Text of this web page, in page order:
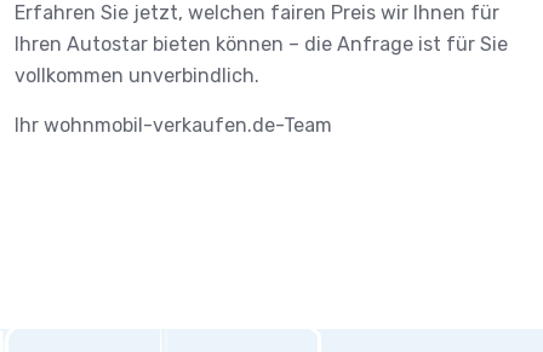
Erfahren Sie jetzt, welchen fairen Preis wir Ihnen für
Ihren Autostar bieten können – die Anfrage ist für Sie
vollkommen unverbindlich.
Ihr wohnmobil-verkaufen.de-Team